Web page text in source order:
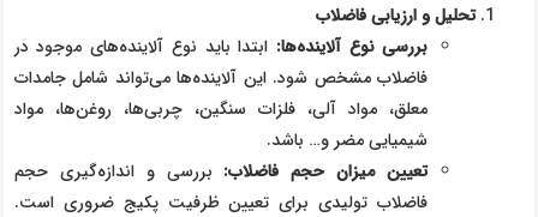
تحلیل و ارزیابی فاضلاب
بررسی نوع آلاینده‌ها: ابتدا باید نوع آلاینده‌های موجود در
فاضلاب مشخص شود. این آلاینده‌ها می‌تواند شامل جامدات
معلق، مواد آلی، فلزات سنگین، چربی‌ها، روغن‌ها، مواد
شیمیایی مضر و… باشد.
تعیین میزان حجم فاضلاب: بررسی و اندازه‌گیری حجم
فاضلاب تولیدی برای تعیین ظرفیت پکیج ضروری است.